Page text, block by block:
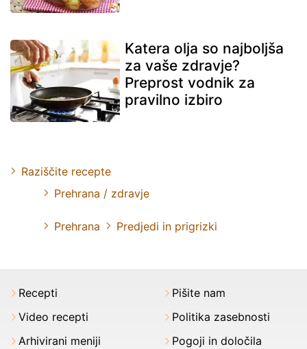
Katera olja so najboljša
za vaše zdravje?
Preprost vodnik za
pravilno izbiro
Raziščite recepte
Prehrana / zdravje
Prehrana Predjedi in prigrizki
Recepti
Video recepti
Arhivirani meniji
Pišite nam
Politika zasebnosti
Pogoji in določila